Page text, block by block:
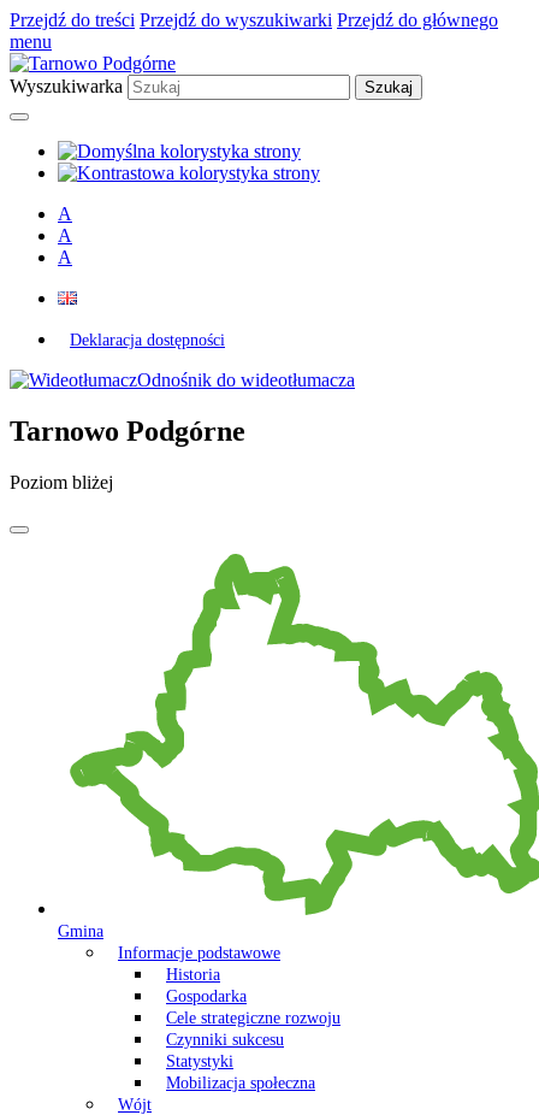
Przejdź do treści Przejdź do wyszukiwarki Przejdź do głównego
menu
Wyszukiwarka
A
A
A
Deklaracja dostępności
Odnośnik do wideotłumacza
Tarnowo Podgórne
Poziom bliżej
Gmina
Informacje podstawowe
Historia
Gospodarka
Cele strategiczne rozwoju
Czynniki sukcesu
Statystyki
Mobilizacja społeczna
Wójt